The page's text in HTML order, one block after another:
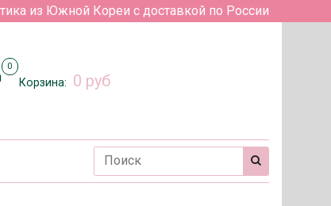
из Южной Кореи с доставкой по России
0
Корзина: 0 руб